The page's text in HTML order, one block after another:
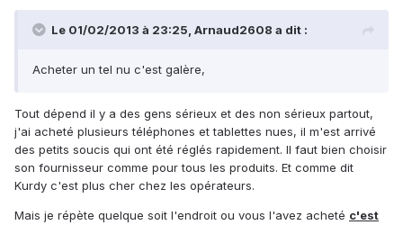
Le 01/02/2013 à 23:25, Arnaud2608 a dit :
Acheter un tel nu c'est galère,
Tout dépend il y a des gens sérieux et des non sérieux partout,
j'ai acheté plusieurs téléphones et tablettes nues, il m'est arrivé
des petits soucis qui ont été réglés rapidement. Il faut bien choisir
son fournisseur comme pour tous les produits. Et comme dit
Kurdy c'est plus cher chez les opérateurs.
Mais je répète quelque soit l'endroit ou vous l'avez acheté c'est